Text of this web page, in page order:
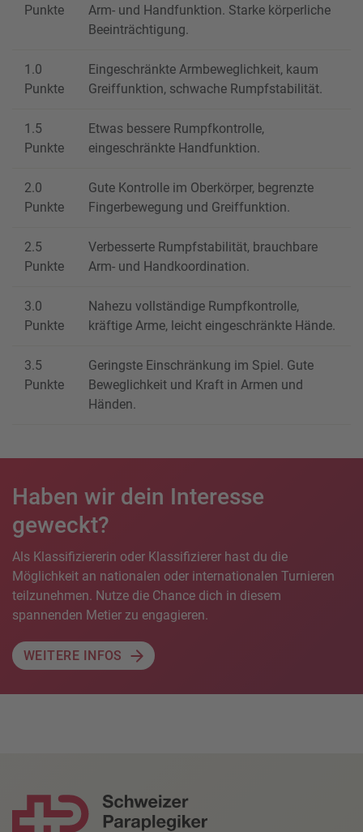
Punkte
Arm- und Handfunktion. Starke körperliche
Beeinträchtigung.
1.0
Punkte
Eingeschränkte Armbeweglichkeit, kaum
Greiffunktion, schwache Rumpfstabilität.
1.5
Punkte
Etwas bessere Rumpfkontrolle,
eingeschränkte Handfunktion.
2.0
Punkte
Gute Kontrolle im Oberkörper, begrenzte
Fingerbewegung und Greiffunktion.
2.5
Punkte
Verbesserte Rumpfstabilität, brauchbare
Arm- und Handkoordination.
3.0
Punkte
Nahezu vollständige Rumpfkontrolle,
kräftige Arme, leicht eingeschränkte Hände.
3.5
Punkte
Geringste Einschränkung im Spiel. Gute
Beweglichkeit und Kraft in Armen und
Händen.
Haben wir dein Interesse
geweckt?
Als Klassifiziererin oder Klassifizierer hast du die
Möglichkeit an nationalen oder internationalen Turnieren
teilzunehmen. Nutze die Chance dich in diesem
spannenden Metier zu engagieren.
WEITERE INFOS